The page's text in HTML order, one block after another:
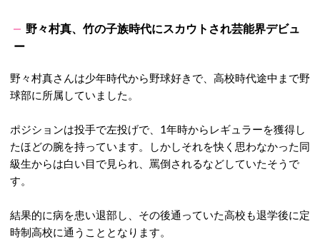
野々村真、竹の子族時代にスカウトされ芸能界デビュ
ー
野々村真さんは少年時代から野球好きで、高校時代途中まで野
球部に所属していました。
ポジションは投手で左投げで、1年時からレギュラーを獲得し
たほどの腕を持っています。しかしそれを快く思わなかった同
級生からは白い目で見られ、罵倒されるなどしていたそうで
す。
結果的に病を患い退部し、その後通っていた高校も退学後に定
時制高校に通うこととなります。